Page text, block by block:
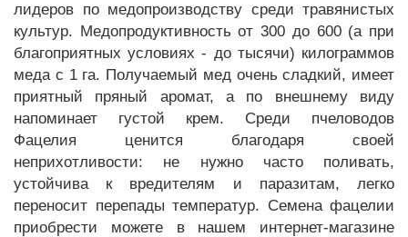
лидеров по медопроизводству среди травянистых
культур. Медопродуктивность от 300 до 600 (а при
благоприятных условиях - до тысячи) килограммов
меда с 1 га. Получаемый мед очень сладкий, имеет
приятный пряный аромат, а по внешнему виду
напоминает густой крем. Среди пчеловодов
Фацелия ценится благодаря своей
неприхотливости: не нужно часто поливать,
устойчива к вредителям и паразитам, легко
переносит перепады температур. Семена фацелии
приобрести можете в нашем интернет-магазине